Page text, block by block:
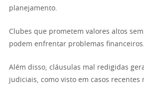
planejamento.
Clubes que prometem valores altos
podem enfrentar problemas financeiros.
Além disso, cláusulas mal redigidas
judiciais, como visto em casos recentes